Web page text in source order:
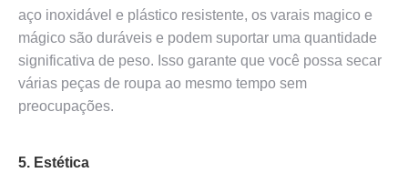
aço inoxidável e plástico resistente, os varais magico e
mágico são duráveis e podem suportar uma quantidade
significativa de peso. Isso garante que você possa secar
várias peças de roupa ao mesmo tempo sem
preocupações.
5. Estética